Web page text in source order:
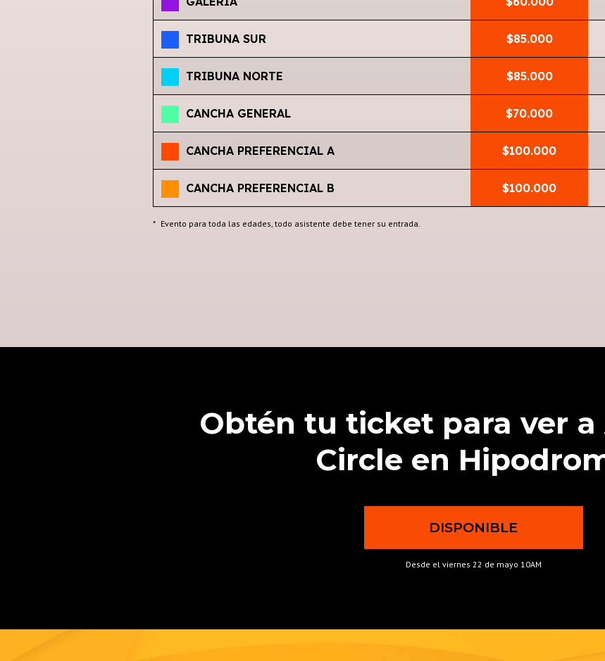
TRIBUNA SUR $85.000
TRIBUNA NORTE $85.000
CANCHA GENERAL $70.000
CANCHA PREFERENCIAL A $100.000
CANCHA PREFERENCIAL B $100.000
* Evento para toda las edades, todo asistente debe tener su entrada.
Obtén tu ticket para ver a
Circle en
DISPONIBLE
Desde el viernes 22 de mayo 10AM